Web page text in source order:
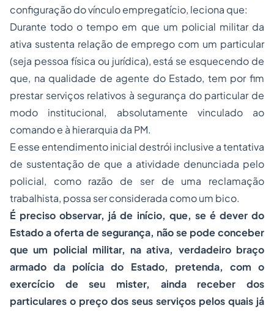
configuração do vínculo empregatício, leciona que:
Durante todo o tempo em que um policial militar da
ativa sustenta relação de emprego com um particular
(seja pessoa física ou jurídica), está se esquecendo de
que, na qualidade de agente do Estado, tem por fim
prestar serviços relativos à segurança do particular de
modo institucional, absolutamente vinculado ao
comando e à hierarquia da PM.
E esse entendimento inicial destrói inclusive a tentativa
de sustentação de que a atividade denunciada pelo
policial, como razão de ser de uma reclamação
trabalhista, possa ser considerada como um bico.
É preciso observar, já de início, que, se é dever do
Estado a oferta de segurança, não se pode conceber
que um policial militar, na ativa, verdadeiro braço
armado da polícia do Estado, pretenda, com o
exercício de seu mister, ainda receber dos
particulares o preço dos seus serviços pelos quais já